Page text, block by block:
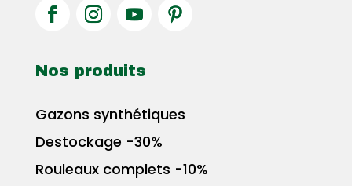
Nos produits
Gazons synthétiques
Destockage -30%
Rouleaux complets -10%